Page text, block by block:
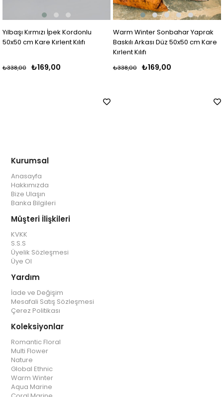
Yılbaşı Kırmızı İpek Kordonlu
50x50 cm Kare Kırlent Kılıfı
₺169,00
₺338,00
Warm Winter Sonbahar Yaprak
Baskılı Arkası Düz 50x50 cm Kare
Kırlent Kılıfı
₺169,00
₺338,00
Kurumsal
Anasayfa
Hakkımızda
Bize Ulaşın
Banka Bilgileri
Müşteri İlişkileri
KVKK
S.S.S
Üyelik Sözleşmesi
Üye Ol
Yardım
İade ve Değişim
Mesafali Satış Sözleşmesi
Çerez Politikası
Koleksiyonlar
Romantic Floral
Multi Flower
Nature
Global Ethnic
Warm Winter
Aqua Marine